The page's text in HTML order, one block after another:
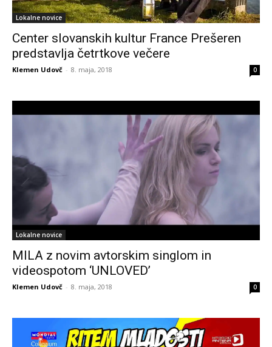
Lokalne novice
Center slovanskih kultur France Prešeren
predstavlja četrtkove večere
Klemen Udovč - 8. maja, 2018 0
Lokalne novice
MILA z novim avtorskim singlom in
videospotom ‘UNLOVED’
Klemen Udovč - 8. maja, 2018 0